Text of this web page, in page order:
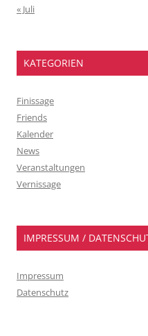
« Juli
KATEGORIEN
Finissage
Friends
Kalender
News
Veranstaltungen
Vernissage
IMPRESSUM /
Impressum
Datenschutz